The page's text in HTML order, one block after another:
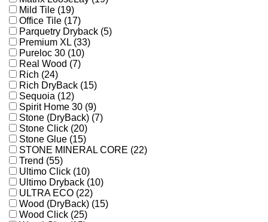
Mild Tile (19)
Office Tile (17)
Parquetry Dryback (5)
Premium XL (33)
Pureloc 30 (10)
Real Wood (7)
Rich (24)
Rich DryBack (15)
Sequoia (12)
Spirit Home 30 (9)
Stone (DryBack) (7)
Stone Click (20)
Stone Glue (15)
STONE MINERAL CORE (22)
Trend (55)
Ultimo Click (10)
Ultimo Dryback (10)
ULTRA ECO (22)
Wood (DryBack) (15)
Wood Click (25)